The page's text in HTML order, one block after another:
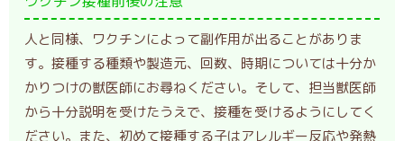
人と同様、ワクチンによって副作用が出ることがありま
す。接種する種類や製造元、回数、時期については十分か
かりつけの獣医師にお尋ねください。そして、担当獣医師
から十分説明を受けたうえで、接種を受けるようにしてく
ださい。また、初めて接種する子はアレルギー反応や発熱